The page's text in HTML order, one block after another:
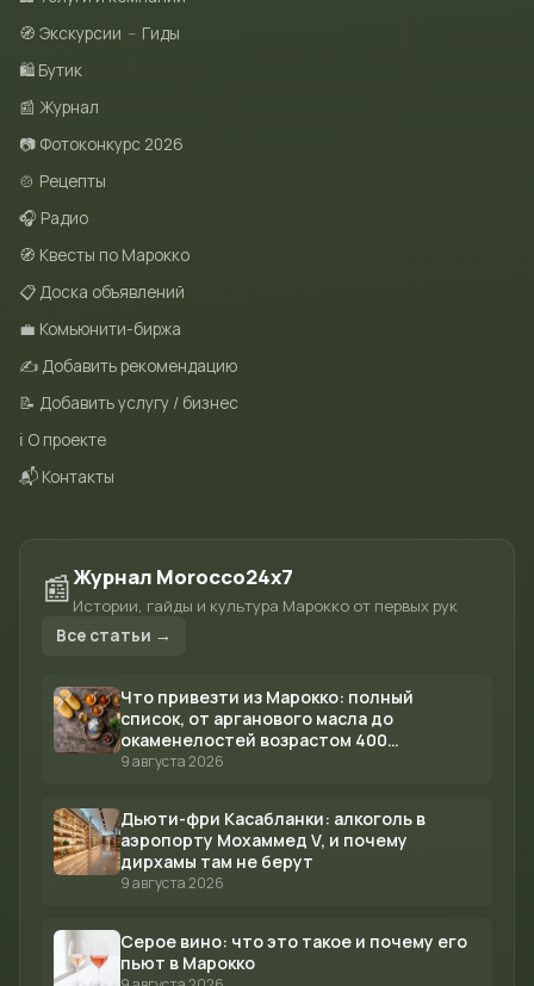
🧭 Экскурсии – Гиды
🛍 Бутик
📰 Журнал
📷 Фотоконкурс 2026
🍲 Рецепты
🎧 Радио
🧭 Квесты по Марокко
📋 Доска объявлений
💼 Комьюнити-биржа
✍️ Добавить рекомендацию
📝 Добавить услугу / бизнес
ℹ️ О проекте
📬 Контакты
📰Журнал Morocco24x7
Истории, гайды и культура Марокко от первых рук
Все статьи →
Что привезти из Марокко: полный
список, от арганового масла до
окаменелостей возрастом 400
миллионов лет
9 августа 2026
Дьюти-фри Касабланки: алкоголь в
аэропорту Мохаммед V, и почему
дирхамы там не берут
9 августа 2026
Серое вино: что это такое и почему его
пьют в Марокко